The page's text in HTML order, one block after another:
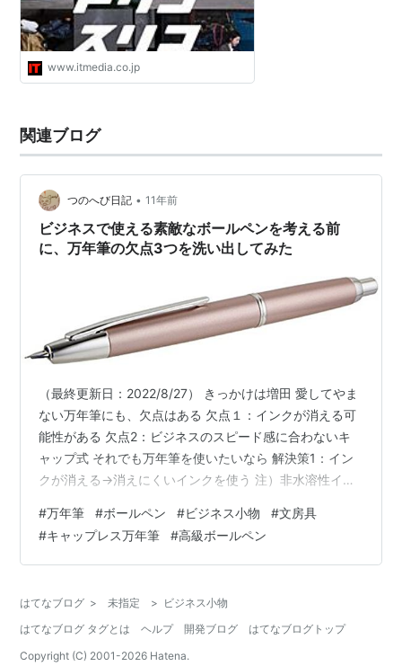
www.itmedia.co.jp
関連ブログ
つのへび日記 • 11年前
ビジネスで使える素敵なボールペンを考える前
に、万年筆の欠点3つを洗い出してみた
（最終更新日：2022/8/27） きっかけは増田 愛してやま
ない万年筆にも、欠点はある 欠点１：インクが消える可
能性がある 欠点2：ビジネスのスピード感に合わないキ
ャップ式 それでも万年筆を使いたいなら 解決策1：イン
クが消える→消えにくいインクを使う 注）非水溶性イン
い→ノック式万年筆を使う それでも万年筆が不向きな理
由：第3の欠点 ⇒書きました！ きっかけは増田 「社会人
だったらもう少しいいペン使った方いいんじゃないか」
くメーカー修理の費用が高すぎるから、二択ならパーカ
ーか…
#万年筆 #ボールペン #ビジネス小物 #文房具
#キャップレス万年筆 #高級ボールペン
はてなブログ > 未指定 > ビジネス小物
はてなブログ タグとは
ヘルプ 開発ブログ
はてなブログトップ
Copyright (C) 2001-2026 Hatena.